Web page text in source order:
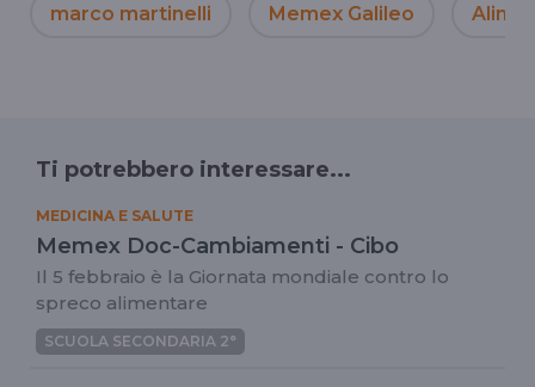
marco martinelli Memex Galileo
Ti potrebbero interessare...
MEDICINA E SALUTE
Memex Doc-Cambiamenti - Cibo
Il 5 febbraio è la Giornata mondiale contro lo
spreco alimentare
SCUOLA SECONDARIA 2°